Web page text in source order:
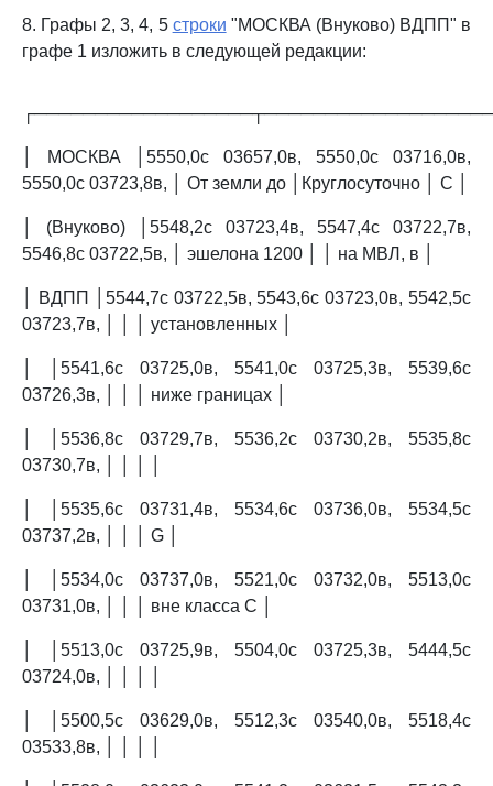
8. Графы 2, 3, 4, 5 строки "МОСКВА (Внуково) ВДПП" в
графе 1 изложить в следующей редакции:
│ МОСКВА │5550,0с 03657,0в, 5550,0с 03716,0в,
5550,0с 03723,8в, │ От земли до │Круглосуточно │ C │
│ (Внуково) │5548,2с 03723,4в, 5547,4с 03722,7в,
5546,8с 03722,5в, │ эшелона 1200 │ │ на МВЛ, в │
│ ВДПП │5544,7с 03722,5в, 5543,6с 03723,0в, 5542,5с
03723,7в, │ │ │ установленных │
│ │5541,6с 03725,0в, 5541,0с 03725,3в, 5539,6с
03726,3в, │ │ │ ниже границах │
│ │5536,8с 03729,7в, 5536,2с 03730,2в, 5535,8с
03730,7в, │ │ │ │
│ │5535,6с 03731,4в, 5534,6с 03736,0в, 5534,5с
03737,2в, │ │ │ G │
│ │5534,0с 03737,0в, 5521,0с 03732,0в, 5513,0с
03731,0в, │ │ │ вне класса C │
│ │5513,0с 03725,9в, 5504,0с 03725,3в, 5444,5с
03724,0в, │ │ │ │
│ │5500,5с 03629,0в, 5512,3с 03540,0в, 5518,4с
03533,8в, │ │ │ │